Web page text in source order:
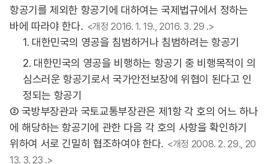
항공기를 제외한 항공기에 대하여는 국제법규에서 정하는
바에 따라야 한다. <개정 2016. 1. 19., 2016. 3. 29 .>
1. 대한민국의 영공을 침범하거나 침범하려는 항공기
2. 대한민국의 영공을 비행하는 항공기 중 비행목적이 의
심스러운 항공기로서 국가안전보장에 위협이 된다고 인
정되는 항공기
② 국방부장관과 국토교통부장관은 제1항 각 호의 어느 하나
에 해당하는 항공기에 관한 다음 각 호의 사항을 확인하기
위하여 서로 긴밀히 협조하여야 한다. <개정 2008. 2. 29., 20
13. 3. 23 .>